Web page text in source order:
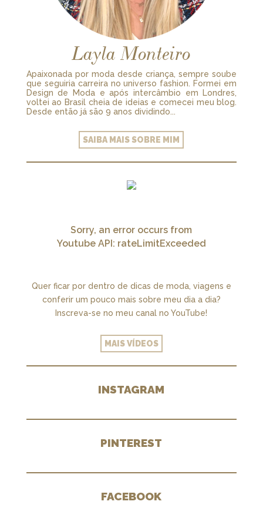
Layla Monteiro
Apaixonada por moda desde criança, sempre soube
que seguiria carreira no universo fashion. Formei em
Design de Moda e após intercâmbio em Londres,
voltei ao Brasil cheia de ideias e comecei meu blog.
Desde então já são 9 anos dividindo...
SAIBA MAIS SOBRE MIM
Sorry, an error occurs from
Youtube API: rateLimitExceeded
Quer ficar por dentro de dicas de moda, viagens e
conferir um pouco mais sobre meu dia a dia?
Inscreva-se no meu canal no YouTube!
MAIS VÍDEOS
INSTAGRAM
PINTEREST
FACEBOOK